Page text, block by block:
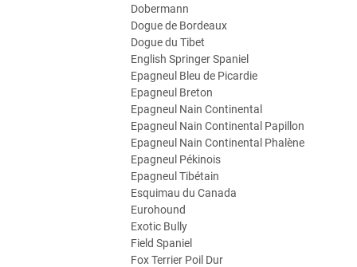
Dobermann
Dogue de Bordeaux
Dogue du Tibet
English Springer Spaniel
Epagneul Bleu de Picardie
Epagneul Breton
Epagneul Nain Continental
Epagneul Nain Continental Papillon
Epagneul Nain Continental Phalène
Epagneul Pékinois
Epagneul Tibétain
Esquimau du Canada
Eurohound
Exotic Bully
Field Spaniel
Fox Terrier Poil Dur